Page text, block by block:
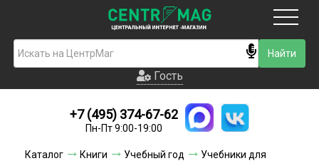
Гость
Новинки
Условия доставки
Гость
+7 (495) 374-67-62
Пн-Пт 9:00-19:00
Каталог Книги Учебный год
Учебники для